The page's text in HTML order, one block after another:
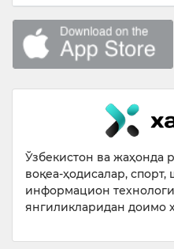
Ўзбекистон ва жаҳонда
воқеа-ҳодисалар,
информацион
янгиликларидан доимо